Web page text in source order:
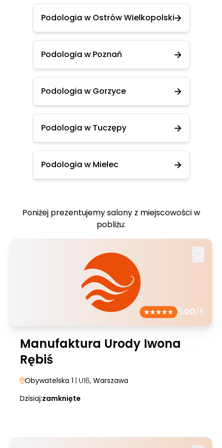
Podologia w Ostrów Wielkopolski
Podologia w Poznań
Podologia w Gorzyce
Podologia w Tuczępy
Podologia w Mielec
Poniżej prezentujemy salony z miejscowości w
pobliżu:
5.00/5
Manufaktura Urody Iwona
Rębiś
Obywatelska 1 | U16, Warszawa
Dzisiaj:zamknięte